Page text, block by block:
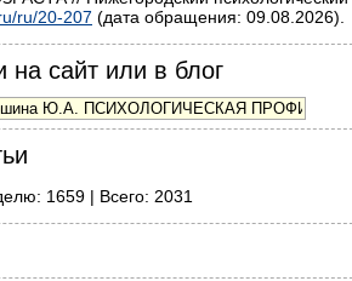
ru/20-207 (дата обращения: 09.08.2026).
на сайт или в блог
1659 | Всего: 2031